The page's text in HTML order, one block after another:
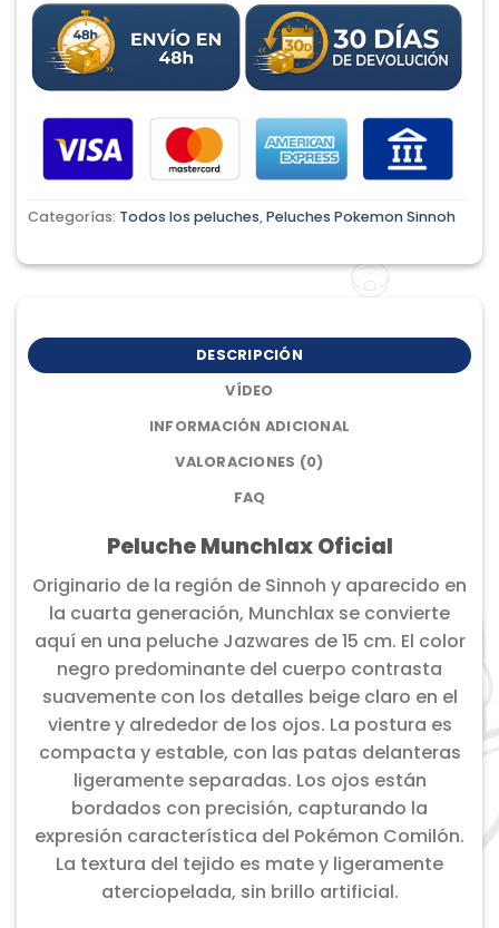
Categorías: Todos los peluches,Peluches Pokemon Sinnoh
DESCRIPCIÓN
VÍDEO
INFORMACIÓN ADICIONAL
VALORACIONES (0)
FAQ
Peluche Munchlax Oficial
Originario de la región de Sinnoh y aparecido en
la cuarta generación, Munchlax se convierte
aquí en una peluche Jazwares de 15 cm. El color
negro predominante del cuerpo contrasta
suavemente con los detalles beige claro en el
vientre y alrededor de los ojos. La postura es
compacta y estable, con las patas delanteras
ligeramente separadas. Los ojos están
bordados con precisión, capturando la
expresión característica del Pokémon Comilón.
La textura del tejido es mate y ligeramente
aterciopelada, sin brillo artificial.